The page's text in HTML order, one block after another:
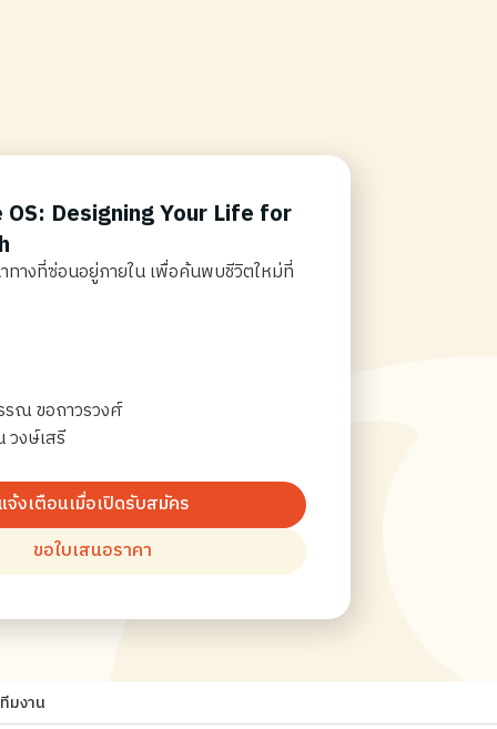
Designing Your Life for
ทางที่ซ่อนอยู่ภายใน เพื่อค้นพบชีวิตใหม่ที่
ณ ขอถาวรวงศ์
งษ์เสรี
แจ้งเตือนเมื่อเปิดรับสมัคร
ขอใบเสนอราคา
มงาน